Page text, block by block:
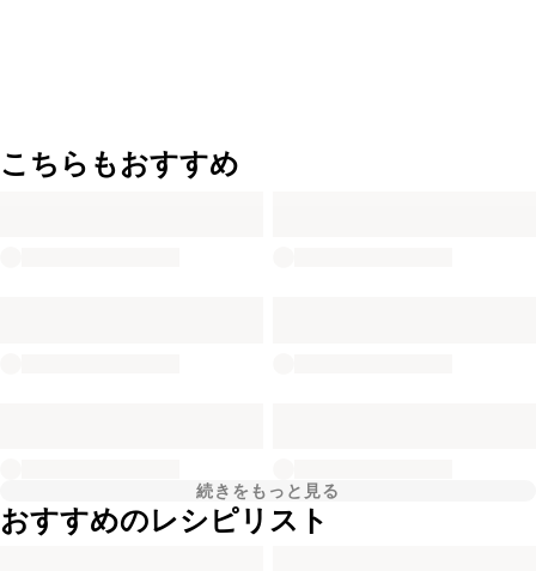
こちらもおすすめ
続きをもっと見る
おすすめのレシピリスト